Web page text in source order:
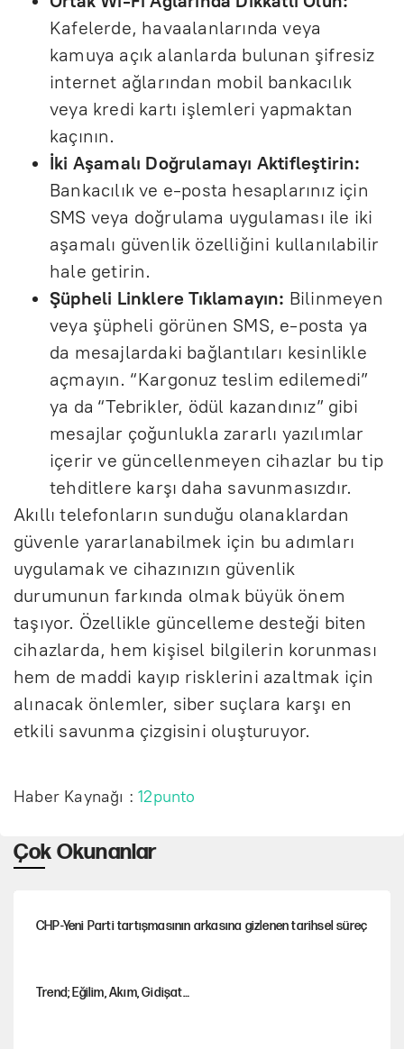
Kafelerde, havaalanlarında veya
kamuya açık alanlarda bulunan şifresiz
internet ağlarından mobil bankacılık
veya kredi kartı işlemleri yapmaktan
kaçının.
İki Aşamalı Doğrulamayı Aktifleştirin:
Bankacılık ve e-posta hesaplarınız için
SMS veya doğrulama uygulaması ile iki
aşamalı güvenlik özelliğini kullanılabilir
hale getirin.
Şüpheli Linklere Tıklamayın: Bilinmeyen
veya şüpheli görünen SMS, e-posta ya
da mesajlardaki bağlantıları kesinlikle
açmayın. “Kargonuz teslim edilemedi”
ya da “Tebrikler, ödül kazandınız” gibi
mesajlar çoğunlukla zararlı yazılımlar
içerir ve güncellenmeyen cihazlar bu tip
tehditlere karşı daha savunmasızdır.
Akıllı telefonların sunduğu olanaklardan
güvenle yararlanabilmek için bu adımları
uygulamak ve cihazınızın güvenlik
durumunun farkında olmak büyük önem
taşıyor. Özellikle güncelleme desteği biten
cihazlarda, hem kişisel bilgilerin korunması
hem de maddi kayıp risklerini azaltmak için
alınacak önlemler, siber suçlara karşı en
etkili savunma çizgisini oluşturuyor.
Haber Kaynağı :12punto
Çok Okunanlar
CHP-Yeni Parti tartışmasının arkasına gizlenen tarihsel süreç
Trend; Eğilim, Akım, Gidişat…